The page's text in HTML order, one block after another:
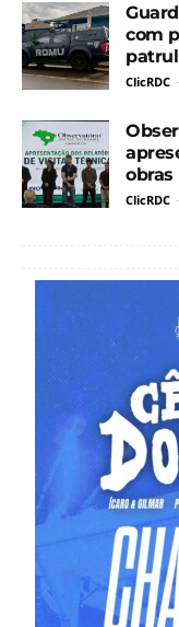
com
ClicRDC -
obras
ClicRDC -